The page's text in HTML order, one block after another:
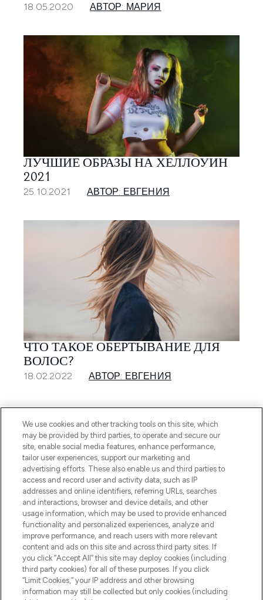
18.05.2020 АВТОР: МАРИЯ
ЛУЧШИЕ ОБРАЗЫ НА ХЕЛЛОУИН
2021
25.10.2021 АВТОР: ЕВГЕНИЯ
ЧТО ТАКОЕ ОБЕРТЫВАНИЕ ДЛЯ
ВОЛОС?
18.02.2022 АВТОР: ЕВГЕНИЯ
ПОДПИШИТЕСЬ НА НАШУ РАССЫЛКУ
ЗАРЕГИСТРИРОВАТЬСЯ
We use cookies and other tracking tools on this site, which
may be provided by third parties, to operate and secure our
site, enable social media features, enhance performance,
tailor user experiences, support our marketing and
advertising efforts. These also enable us and third parties to
access and record user and activity data, such as IP
addresses and online identifiers, referring URLs, searches
and interactions, browser and device details, and other
usage information, which may be used to provide enhanced
functionality and personalized experiences, analyze and
improve performance, and reach users with more relevant
content and ads on this site and across third party sites. If
you click “Accept All” this site may deploy cookies (including
third party cookies) for all of these purposes. If you click
“Limit Cookies,” your IP address and other browsing
information may still be collected but only cookies (including